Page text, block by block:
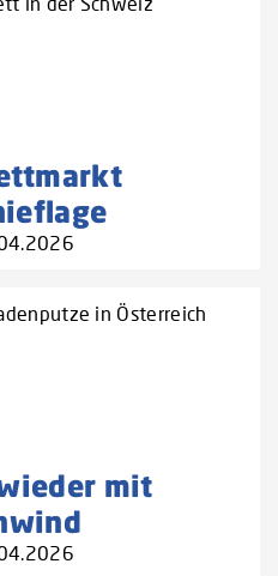
in Österreich
mit